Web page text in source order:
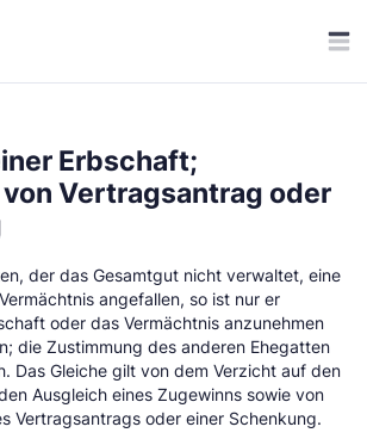
Erbschaft;
Vertragsantrag oder
der das Gesamtgut nicht verwaltet, eine
angefallen, so ist nur er
oder das Vermächtnis anzunehmen
die Zustimmung des anderen Ehegatten
Das Gleiche gilt von dem Verzicht auf den
Ausgleich eines Zugewinns sowie von
Vertragsantrags oder einer Schenkung.